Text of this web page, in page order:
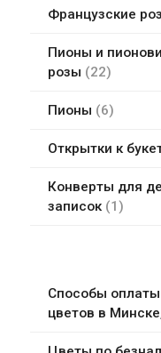
Французские
Пионы и
розы
22
Пионы 6
Открытки к
Конверты для
записок
1
Способы
цветов в